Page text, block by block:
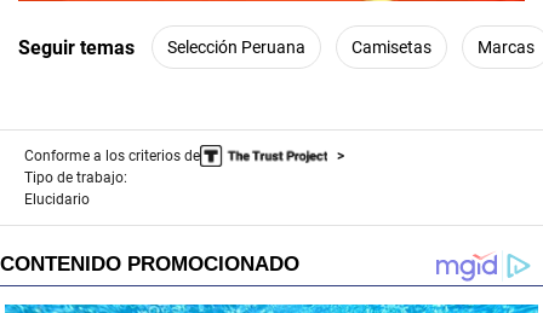
Seguir temas Selección Peruana Camisetas Marcas
Conforme a los criterios de
Tipo de trabajo:
Elucidario